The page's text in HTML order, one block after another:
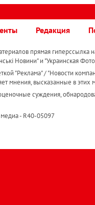
Редакция
прямая гиперссылка
Новини" и "Украинская
"Реклама" / "Новости
мнения, высказанные в этих
суждения,
- R40-05097